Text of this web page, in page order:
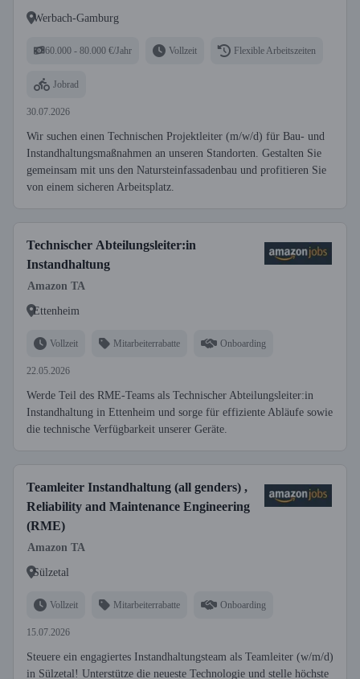
Werbach-Gamburg
60.000 - 80.000 €/Jahr Vollzeit Flexible Arbeitszeiten
Jobrad
30.07.2026
Wir suchen einen Technischen Projektleiter (m/w/d) für Bau- und
Instandhaltungsmaßnahmen an unseren Standorten. Gestalten Sie
gemeinsam mit uns den Natursteinfassadenbau und profitieren Sie
von einem sicheren Arbeitsplatz.
Technischer Abteilungsleiter:in
Instandhaltung
Amazon TA
Ettenheim
Vollzeit Mitarbeiterrabatte Onboarding
22.05.2026
Werde Teil des RME-Teams als Technischer Abteilungsleiter:in
Instandhaltung in Ettenheim und sorge für effiziente Abläufe sowie
die technische Verfügbarkeit unserer Geräte.
Teamleiter Instandhaltung (all genders) ,
Reliability and Maintenance Engineering
(RME)
Amazon TA
Sülzetal
Vollzeit Mitarbeiterrabatte Onboarding
15.07.2026
Steuere ein engagiertes Instandhaltungsteam als Teamleiter (w/m/d)
in Sülzetal! Unterstütze die neueste Technologie und stelle höchste